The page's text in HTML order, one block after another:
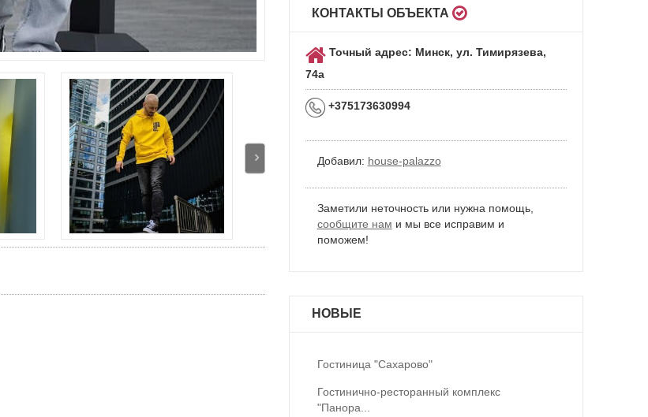
КОНТАКТЫ ОБЪЕКТА
Точный адрес: Минск, ул. Тимирязева,
74а
+375173630994
Добавил: house-palazzo
Заметили неточность или нужна помощь,
сообщите нам и мы все исправим и
поможем!
НОВЫЕ
Гостиница "Сахарово"
Гостинично-ресторанный комплекс
"Панора...